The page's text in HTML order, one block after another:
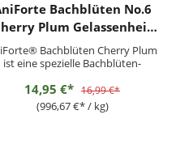
Bachblüten No.6
Plum Gelassenheit
15g
Bachblüten Cherry Plum
ist eine spezielle Bachblüten-
unter unterdrückten Ängsten
Ergänzungsfuttermittel für
Hunde und Katzen
14,95 €* 16,99 €*
(996,67 €* / kg)